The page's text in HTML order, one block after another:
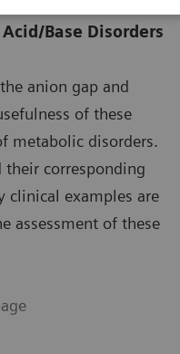
Base Disorders
anion gap and
of these
metabolic disorders.
their corresponding
clinical examples are
assessment of these